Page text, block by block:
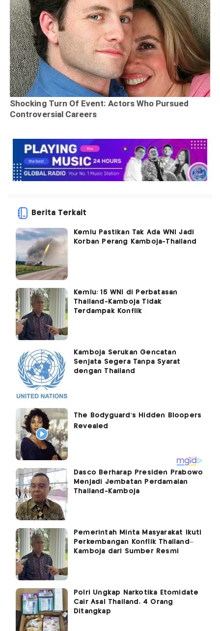
Berita Terkait
Kemlu Pastikan Tak Ada WNI Jadi
Korban Perang Kamboja-Thailand
Kemlu: 15 WNI di Perbatasan
Thailand-Kamboja Tidak
Terdampak Konflik
Kamboja Serukan Gencatan
Senjata Segera Tanpa Syarat
dengan Thailand
Dasco Berharap Presiden Prabowo
Menjadi Jembatan Perdamaian
Thailand-Kamboja
Pemerintah Minta Masyarakat Ikuti
Perkembangan Konflik Thailand–
Kamboja dari Sumber Resmi
Polri Ungkap Narkotika Etomidate
Cair Asal Thailand, 4 Orang
Ditangkap